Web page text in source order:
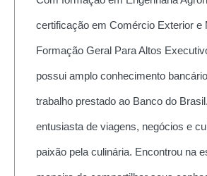
certificação em Comércio Exterior e
Formação Geral Para Altos
possui amplo conhecimento
trabalho prestado ao Banco do
entusiasta de viagens, negócios e
paixão pela culinária. Encontrou na